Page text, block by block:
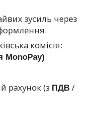
зусиль через
комісія:
MonoPay)
рахунок (з ПДВ /